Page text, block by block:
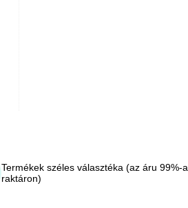
Termékek széles választéka (az áru 99%-a
raktáron)